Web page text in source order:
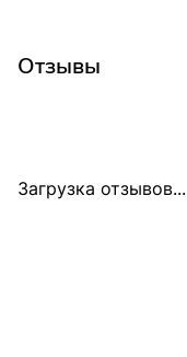
Отзывы
Загрузка отзывов...